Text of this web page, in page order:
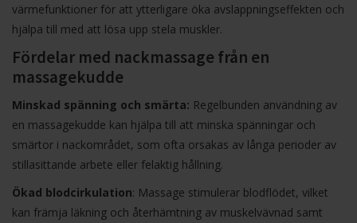
värmefunktioner för att ytterligare öka avslappningseffekten och
hjälpa till med att lösa upp stela muskler.
Fördelar med nackmassage från en
massagekudde
Minskad spänning och smärta: Regelbunden användning av
en massagekudde kan hjälpa till att minska spänningar och
smärtor i nackområdet, som ofta orsakas av långa perioder av
stillasittande arbete eller felaktig hållning.
Ökad blodcirkulation: Massage stimulerar blodflödet, vilket
kan främja läkning och återhämtning av muskelvävnad samt